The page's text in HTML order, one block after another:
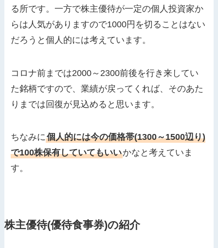
る所です。一方で株主優待が一定の個人投資家か
らは人気がありますので1000円を切ることはない
だろうと個人的には考えています。
コロナ前までは2000～2300前後を行き来してい
た銘柄ですので、業績が戻ってくれば、そのあた
りまでは回復が見込めると思います。
ちなみに個人的には今の価格帯(1300～1500辺り)
で100株保有していてもいいかなと考えていま
す。
株主優待(優待食事券)の紹介